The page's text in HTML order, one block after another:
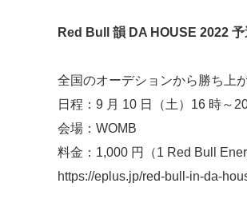
Red Bull 韻 DA HOUSE 2022 予
全国のオーデションから勝ち上
日程：9 月 10 日（土）16 時～
会場：WOMB
料金：1,000 円（1 Red Bull
https://eplus.jp/red-bull-in-da-